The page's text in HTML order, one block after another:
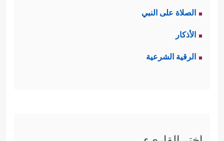
الصلاة على النبي
الأذكار
الرقية الشرعية